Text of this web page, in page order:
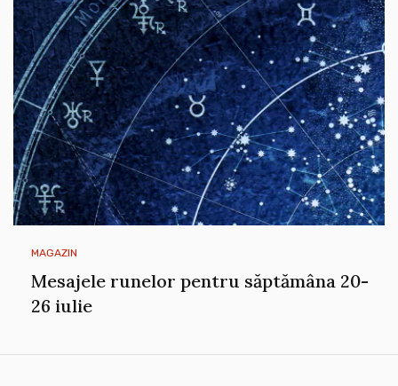
MAGAZIN
Mesajele runelor pentru săptămâna 20-
26 iulie